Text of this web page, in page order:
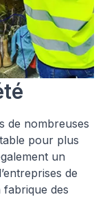
de nombreuses
pour plus
un
de
fabrique des